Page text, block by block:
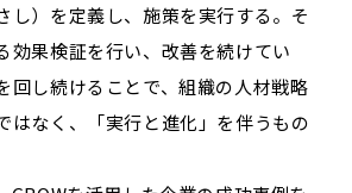
し）を定義し、施策を実行する。そ
効果検証を行い、改善を続けてい
回し続けることで、組織の人材戦略
はなく、「実行と進化」を伴うもの